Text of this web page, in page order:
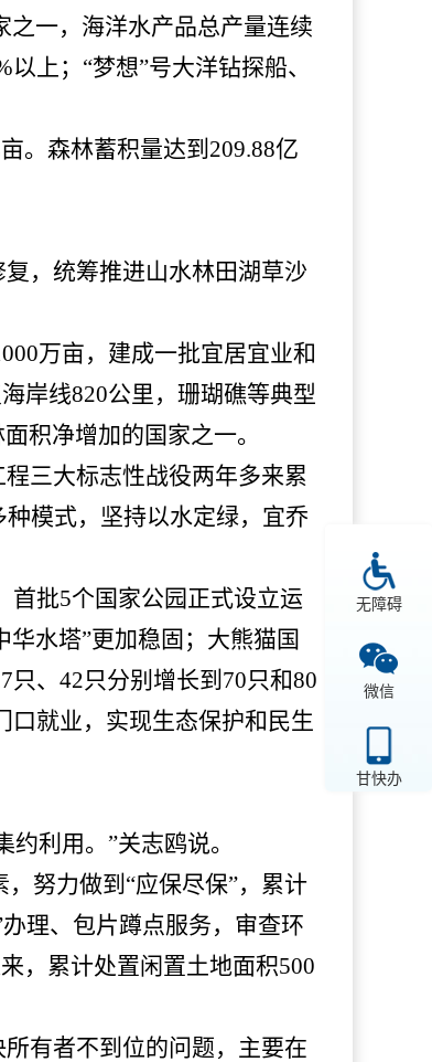
无障碍
微信
甘快办
一，海洋水产品总产量连续
上；“梦想”号大洋钻探船、
。森林蓄积量达到209.88亿
，统筹推进山水林田湖草沙
万亩，建成一批宜居宜业和
岸线820公里，珊瑚礁等典型
积净增加的国家之一。
三大标志性战役两年多来累
模式，坚持以水定绿，宜乔
首批5个国家公园正式设立运
水塔”更加稳固；大熊猫国
、42只分别增长到70只和80
就业，实现生态保护和民生
利用。”关志鸥说。
努力做到“应保尽保”，累计
理、包片蹲点服务，审查环
，累计处置闲置土地面积500
有者不到位的问题，主要在